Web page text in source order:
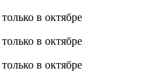
только в октябре
только в октябре
только в октябре